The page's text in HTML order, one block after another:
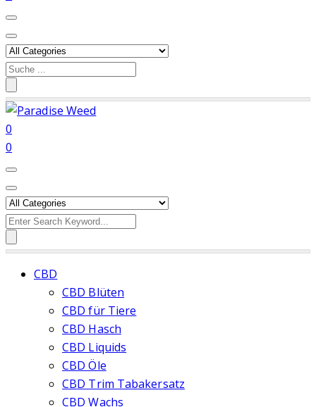
Search
0
0
Search
CBD
CBD Blüten
CBD für Tiere
CBD Hasch
CBD Liquids
CBD Öle
CBD Trim Tabakersatz
CBD Wachs